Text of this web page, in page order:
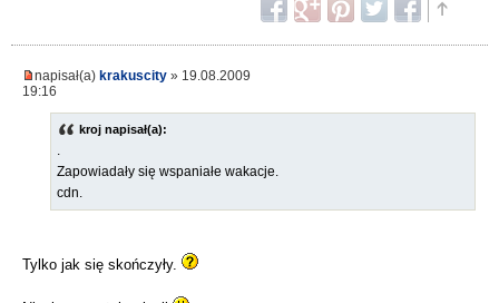
napisał(a) krakuscity » 19.08.2009
19:16
kroj napisał(a):
.
Zapowiadały się wspaniałe wakacje.
cdn.
Tylko jak się skończyły.